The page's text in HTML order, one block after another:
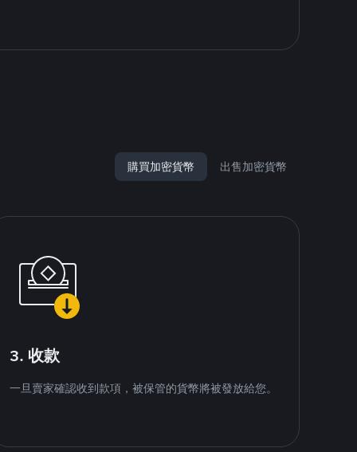
購買加密貨幣 出售加密貨幣
3. 收款
一旦賣家確認收到款項，被保管的貨幣將被發放給您。